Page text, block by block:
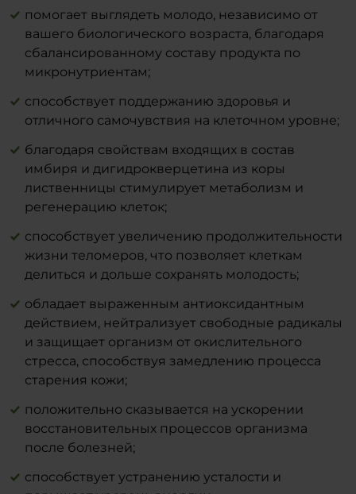
(В нем сахарозы) 40 г
Белки 0 г Соль 0 г
помогает выглядеть молодо, независимо от
вашего биологического возраста, благодаря
сбалансированному составу продукта по
микронутриентам;
способствует поддержанию здоровья и
отличного самочувствия на клеточном уровне;
благодаря свойствам входящих в состав
имбиря и дигидрокверцетина из коры
лиственницы стимулирует метаболизм и
регенерацию клеток;
способствует увеличению продолжительности
жизни теломеров, что позволяет клеткам
делиться и дольше сохранять молодость;
обладает выраженным антиоксидантным
действием, нейтрализует свободные радикалы
и защищает организм от окислительного
стресса, способствуя замедлению процесса
старения кожи;
положительно сказывается на ускорении
восстановительных процессов организма
после болезней;
способствует устранению усталости и